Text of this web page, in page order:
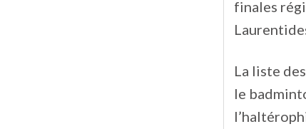
finales
La liste
le